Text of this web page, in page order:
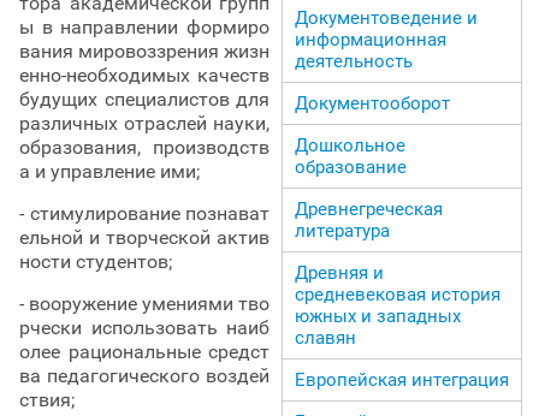
ы в направлении формиро
вания мировоззрения жизн
енно-необходимых качеств
будущих специалистов для
различных отраслей науки,
образования, производств
а и управление ими;
- стимулирование познават
ельной и творческой актив
ности студентов;
- вооружение умениями тво
рчески использовать наиб
олее рациональные средст
ва педагогического воздей
ствия;
Документоведение и
информационная
деятельность
Документооборот
Дошкольное
образование
Древнегреческая
литература
Древняя и
средневековая история
южных и западных
славян
Европейская интеграция